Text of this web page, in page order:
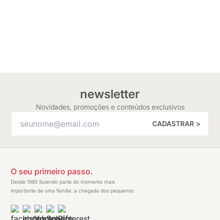
newsletter
Novidades, promoções e conteúdos exclusivos
CADASTRAR >
O seu primeiro passo.
Desde 1985 fazendo parte do momento mais
importante de uma família: a chegada dos pequenos.